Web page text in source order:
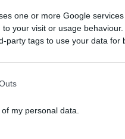
one or more Google
your visit or usage
party tags to use your data for
my personal data.
támogatásához,
tisztító, „tisztító